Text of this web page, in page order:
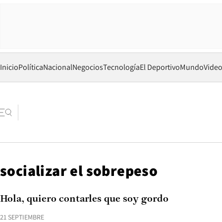
InicioPolíticaNacionalNegociosTecnologíaEl DeportivoMundo
socializar el sobrepeso
21 SEPTIEMBRE
Hola, quiero contarles que soy gordo